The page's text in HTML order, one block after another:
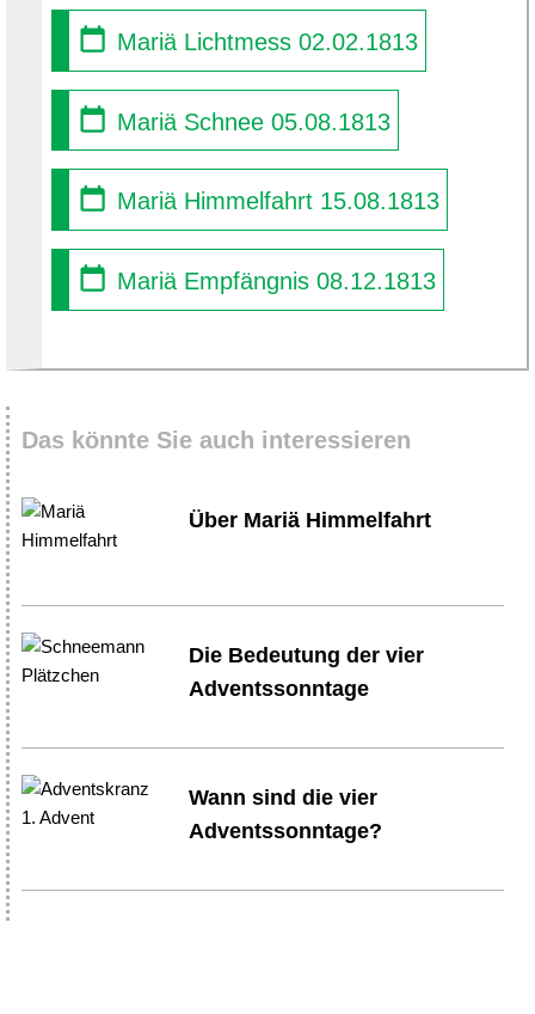
Mariä Lichtmess 02.02.1813
Mariä Schnee 05.08.1813
Mariä Himmelfahrt 15.08.1813
Mariä Empfängnis 08.12.1813
Das könnte Sie auch interessieren
Über Mariä Himmelfahrt
Die Bedeutung der vier
Adventssonntage
Wann sind die vier
Adventssonntage?